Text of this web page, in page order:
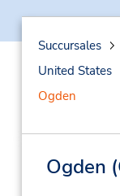
Succursales
United States
Ogden
Ogden